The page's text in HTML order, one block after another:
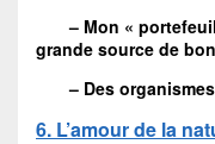
– Mon «
grande source de
– Des organismes
6. L’amour de la